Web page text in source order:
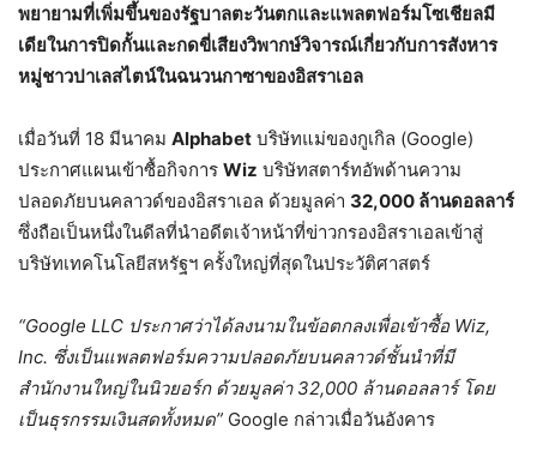
พยายามที่เพิ่มขึ้นของรัฐบาลตะวันตกและแพลตฟอร์มโซเชียลมี
เดียในการปิดกั้นและกดขี่เสียงวิพากษ์วิจารณ์เกี่ยวกับการสังหาร
หมู่ชาวปาเลสไตน์ในฉนวนกาซาของอิสราเอล
เมื่อวันที่ 18 มีนาคม Alphabet บริษัทแม่ของกูเกิล (Google)
ประกาศแผนเข้าซื้อกิจการ Wiz บริษัทสตาร์ทอัพด้านความ
ปลอดภัยบนคลาวด์ของอิสราเอล ด้วยมูลค่า 32,000 ล้านดอลลาร์
ซึ่งถือเป็นหนึ่งในดีลที่นำอดีตเจ้าหน้าที่ข่าวกรองอิสราเอลเข้าสู่
บริษัทเทคโนโลยีสหรัฐฯ ครั้งใหญ่ที่สุดในประวัติศาสตร์
“Google LLC ประกาศว่าได้ลงนามในข้อตกลงเพื่อเข้าซื้อ Wiz,
Inc. ซึ่งเป็นแพลตฟอร์มความปลอดภัยบนคลาวด์ชั้นนำที่มี
สำนักงานใหญ่ในนิวยอร์ก ด้วยมูลค่า 32,000 ล้านดอลลาร์ โดย
เป็นธุรกรรมเงินสดทั้งหมด” Google กล่าวเมื่อวันอังคาร